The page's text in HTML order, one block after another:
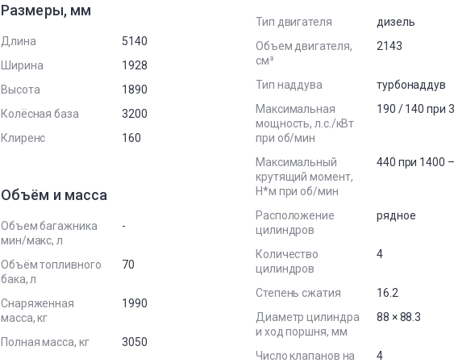
Размеры, мм
Длина
5140
Ширина
1928
Высота
1890
Колёсная база
3200
Клиренс
160
Объём и масса
Объем багажника
мин/макс, л
-
Объём топливного
бака, л
70
Снаряженная
масса, кг
1990
Полная масса, кг 3050
Тип двигателя
дизель
Объем двигателя,
см³
2143
Тип наддува
турбонаддув
Максимальная
мощность, л.с./кВт
при об/мин
190 / 140 при
Максимальный
крутящий момент,
Н*м при об/мин
440 при 1400
Расположение
цилиндров
рядное
Количество
цилиндров
4
Степень сжатия
16.2
Диаметр цилиндра
и ход поршня, мм
88 × 88.3
Число клапанов на
4